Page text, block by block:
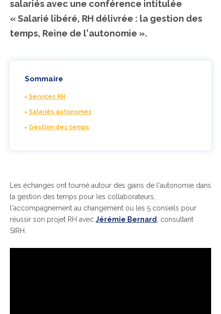
salariés avec une conférence intitulée
« Salarié libéré, RH délivrée : la gestion des
temps, Reine de l'autonomie ».
Sommaire
Services RH
Salariés autonomes
Gestion des temps
Les échanges ont tourné autour des gains de l'autonomie dans
la gestion des temps pour les collaborateurs,
l'accompagnement au changement ou les 5 conseils pour
réussir son projet RH avec Jérémie Bernard
, consultant
SIRH.